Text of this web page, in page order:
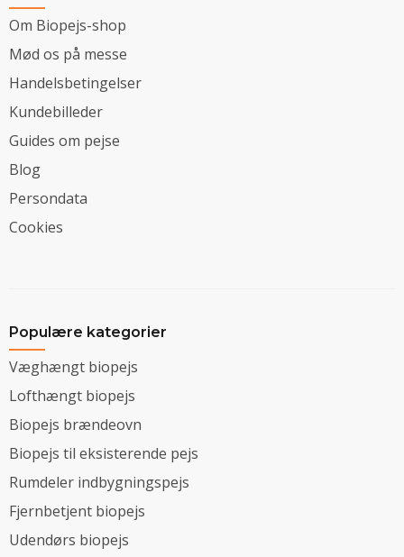
Om Biopejs-shop
Mød os på messe
Handelsbetingelser
Kundebilleder
Guides om pejse
Blog
Persondata
Cookies
Populære kategorier
Væghængt biopejs
Lofthængt biopejs
Biopejs brændeovn
Biopejs til eksisterende pejs
Rumdeler indbygningspejs
Fjernbetjent biopejs
Udendørs biopejs